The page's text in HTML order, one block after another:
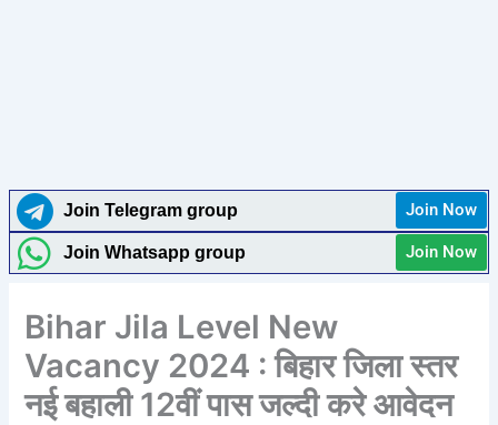
Join Telegram group Join Now
Join Whatsapp group Join Now
Bihar Jila Level New
Vacancy 2024 : बिहार जिला स्तर
नई बहाली 12वीं पास जल्दी करे आवेदन